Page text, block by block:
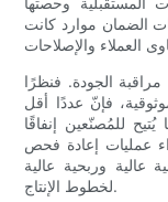
الضمان موارد كانت
الجودة. فنظرًا
فإنّ عددًا أقل
للمُصنّعين إنفاقًا
عمليات إعادة فحص
عالية وربحية عالية
لخطوط الإنتاج.